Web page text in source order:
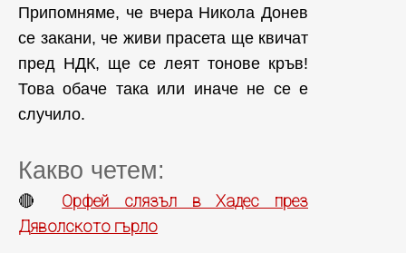
Припомняме, че вчера Никола Донев
се закани, че живи прасета ще квичат
пред НДК, ще се леят тонове кръв!
Това обаче така или иначе не се е
случило.
Какво четем:
🔴 Орфей слязъл в Хадес през
Дяволското гърло